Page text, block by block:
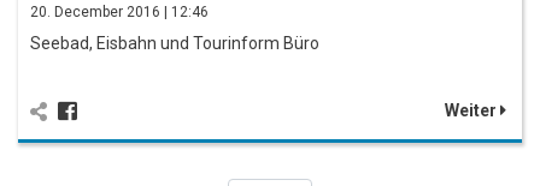
20. December 2016 | 12:46
Seebad, Eisbahn und Tourinform Büro
Weiter